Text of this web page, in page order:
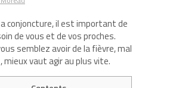
conjoncture, il est important de
de vous et de vos proches.
semblez avoir de la fièvre, mal
mieux vaut agir au plus vite.